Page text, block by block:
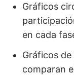
Gráficos
en cada
Gráficos
comparan